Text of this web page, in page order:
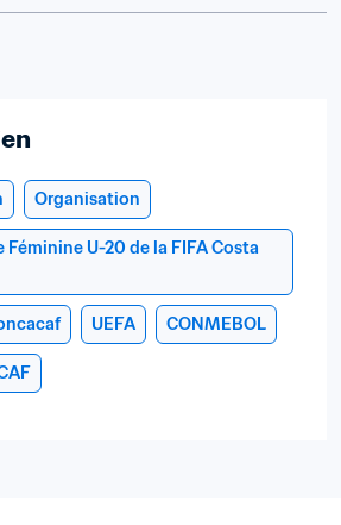
Organisation
Féminine U-20 de la FIFA Costa
UEFA CONMEBOL